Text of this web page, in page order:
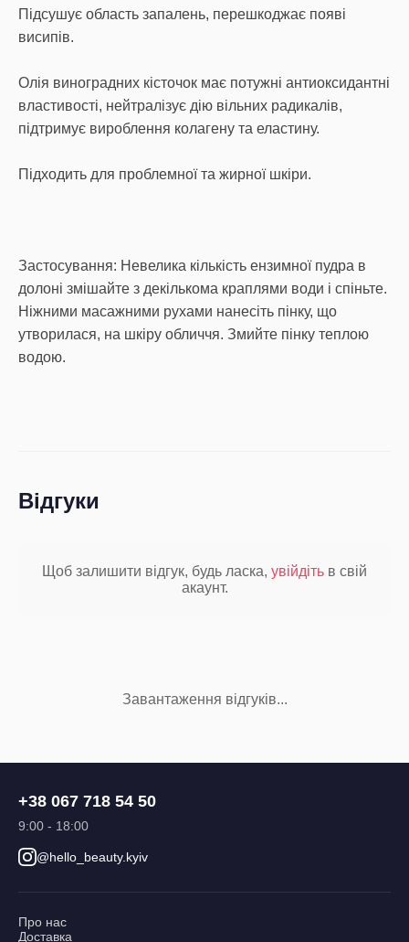
Підсушує область запалень, перешкоджає появі
висипів.
Олія виноградних кісточок має потужні антиоксидантні
властивості, нейтралізує дію вільних радикалів,
підтримує вироблення колагену та еластину.
Підходить для проблемної та жирної шкіри.
Застосування: Невелика кількість ензимної пудра в
долоні змішайте з декількома краплями води і спіньте.
Ніжними масажними рухами нанесіть пінку, що
утворилася, на шкіру обличчя. Змийте пінку теплою
водою.
Відгуки
Щоб залишити відгук, будь ласка, увійдіть в свій
акаунт.
Завантаження відгуків...
+38 067 718 54 50
9:00 - 18:00
@hello_beauty.kyiv
Про нас
Доставка